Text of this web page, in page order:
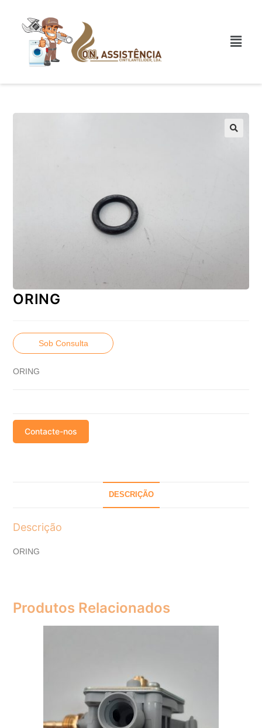
ORING
Sob Consulta
ORING
Contacte-nos
DESCRIÇÃO
Descrição
ORING
Produtos Relacionados